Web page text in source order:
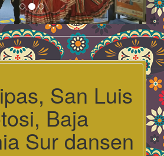
San Luis
Baja
Sur dansen